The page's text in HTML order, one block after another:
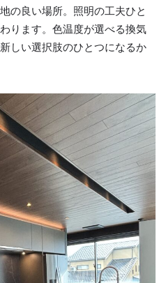
の良い場所。照明の工夫ひと
ります。色温度が選べる換気
しい選択肢のひとつになるか